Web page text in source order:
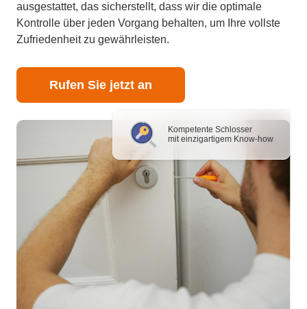
Kompetente Schlosser
mit einzigartigem Know-how
ausgestattet, das sicherstellt, dass wir die optimale
Kontrolle über jeden Vorgang behalten, um Ihre vollste
Zufriedenheit zu gewährleisten.
Rufen Sie jetzt an